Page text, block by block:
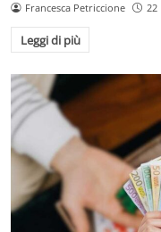
Francesca Petriccione 22
Leggi di più